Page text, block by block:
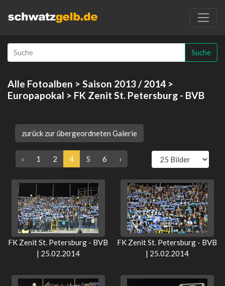
Suche
Alle Fotoalben > Saison 2013 / 2014 >
Europapokal > FK Zenit St. Petersburg - BVB
zurück zur übergeordneten Galerie
‹ 1 2 4 5 6 ›
FK Zenit St. Petersburg - BVB
| 25.02.2014
FK Zenit St. Petersburg - BVB
| 25.02.2014